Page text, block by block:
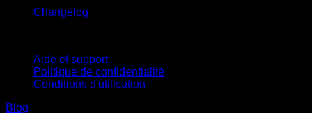
Changelog
Aide et support
Politique de confidentialité
Conditions d'utilisation
Blog